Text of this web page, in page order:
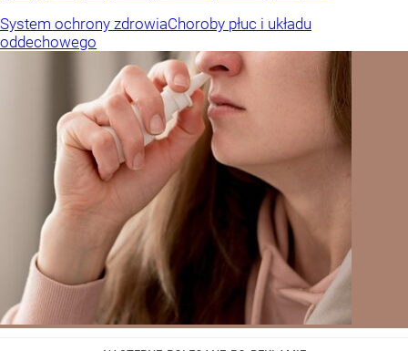
System ochrony zdrowiaChoroby płuc i układu
oddechowego